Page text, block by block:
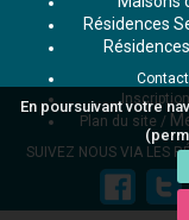
En poursuivant votre
Résidences
Plan du site /
SUIVEZ NOUS VIA LES